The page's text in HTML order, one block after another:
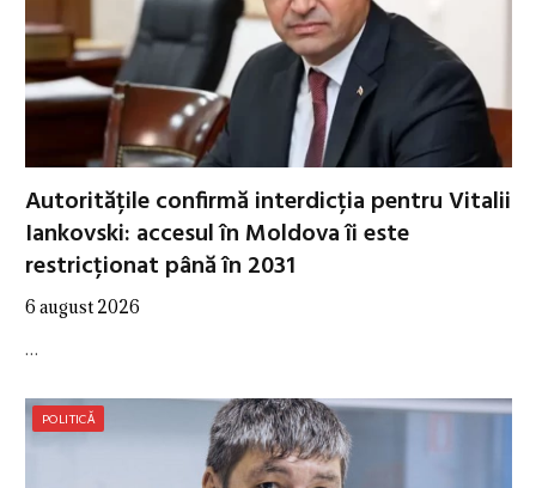
Autoritățile confirmă interdicția pentru Vitalii
Iankovski: accesul în Moldova îi este
restricționat până în 2031
6 august 2026
…
POLITICĂ